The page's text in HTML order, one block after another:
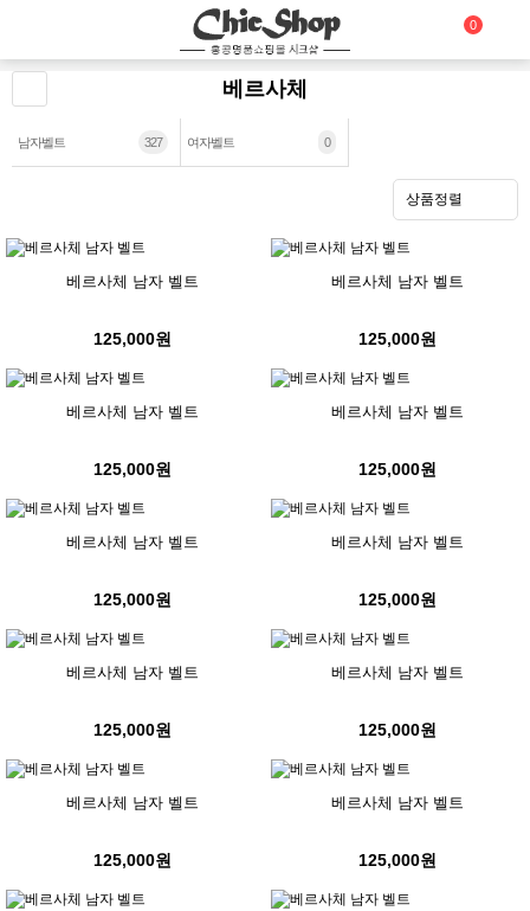
0
베르사체
남자벨트 327 여자벨트 0
상품정렬
베르사체 남자 벨트
125,000원
베르사체 남자 벨트
125,000원
베르사체 남자 벨트
125,000원
베르사체 남자 벨트
125,000원
베르사체 남자 벨트
125,000원
베르사체 남자 벨트
125,000원
베르사체 남자 벨트
125,000원
베르사체 남자 벨트
125,000원
베르사체 남자 벨트
125,000원
베르사체 남자 벨트
125,000원